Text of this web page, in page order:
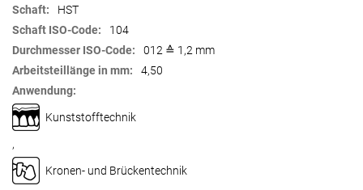
HST
104
012 ≙ 1,2 mm
4,50
Kunststofftechnik
,
Kronen- und Brückentechnik